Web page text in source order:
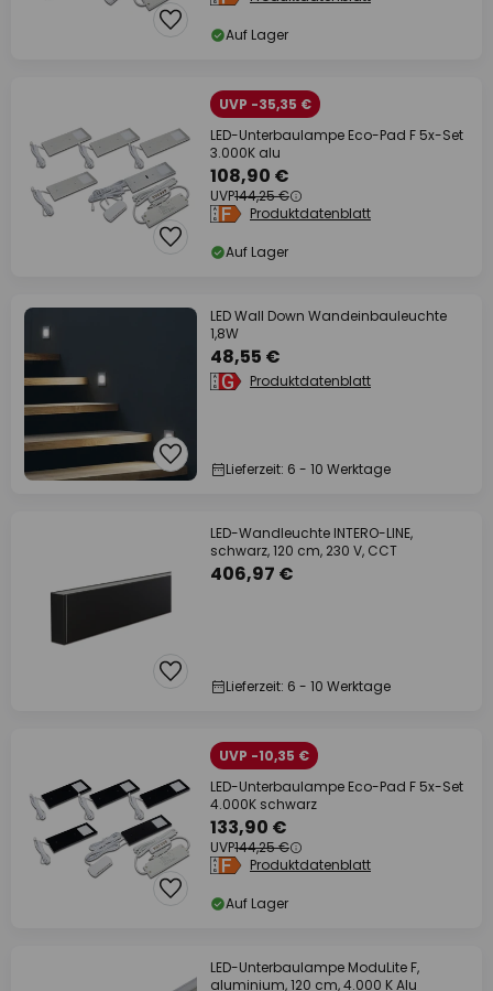
Auf Lager
UVP -35,35 €
LED-Unterbaulampe Eco-Pad F 5x-Set
3.000K alu
108,90 €
UVP144,25 €
Produktdatenblatt
Auf Lager
LED Wall Down Wandeinbauleuchte
1,8W
48,55 €
Produktdatenblatt
Lieferzeit: 6 - 10 Werktage
LED-Wandleuchte INTERO-LINE,
schwarz, 120 cm, 230 V, CCT
406,97 €
Lieferzeit: 6 - 10 Werktage
UVP -10,35 €
LED-Unterbaulampe Eco-Pad F 5x-Set
4.000K schwarz
133,90 €
UVP144,25 €
Produktdatenblatt
Auf Lager
LED-Unterbaulampe ModuLite F,
aluminium, 120 cm, 4.000 K Alu